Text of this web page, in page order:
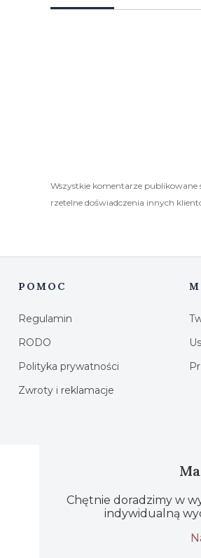
Wszystkie komentarze
rzetelne doświadczenia innych
Linki w stopce
POMOC
Regulamin
RODO
Polityka prywatności
Zwroty i reklamacje
Chętnie doradzimy w
indywidualną